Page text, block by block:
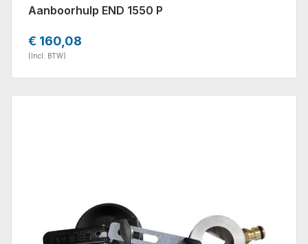
Aanboorhulp END 1550 P
€ 160,08
(Incl. BTW)